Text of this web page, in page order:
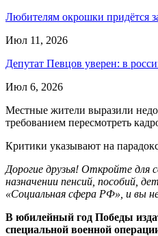
Любителям окрошки придётся
Июл 11, 2026
Депутат Певцов уверен: в
Июл 6, 2026
Местные жители выразили
требованием пересмотреть
Критики указывают на
Дорогие друзья! Откройте для
назначении пенсий, пособий,
«Социальная сфера РФ», и вы
В юбилейный год Победы
специальной военной